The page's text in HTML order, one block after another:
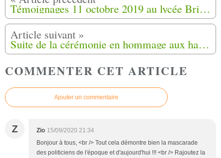
Témoignages 11 octobre 2019 au lycée Bristol de Cannes (06)
Suite de la cérémonie en hommage aux harkis à Louviers (25)
COMMENTER CET ARTICLE
Ajouter un commentaire
Z Zio 15/09/2020 21:34
Bonjour à tous, <br /> Tout cela démontre bien la mascarade
des politiciens de l'époque et d'aujourd'hui !!! <br /> Rajoutez la